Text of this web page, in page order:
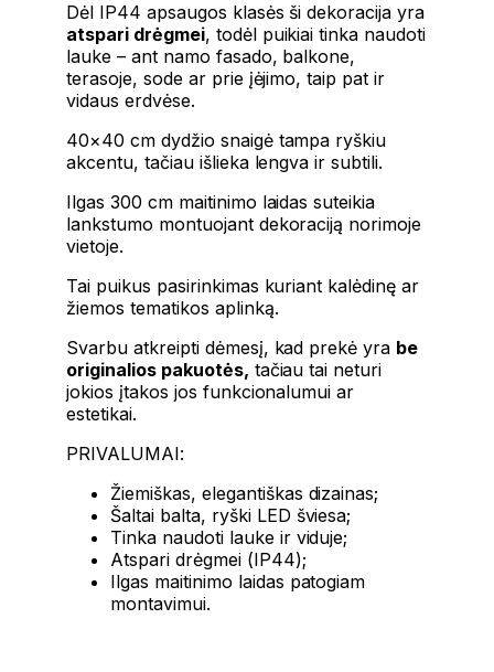
Dėl IP44 apsaugos klasės ši dekoracija yra
atspari drėgmei, todėl puikiai tinka naudoti
lauke – ant namo fasado, balkone,
terasoje, sode ar prie įėjimo, taip pat ir
vidaus erdvėse.
40×40 cm dydžio snaigė tampa ryškiu
akcentu, tačiau išlieka lengva ir subtili.
Ilgas 300 cm maitinimo laidas suteikia
lankstumo montuojant dekoraciją norimoje
vietoje.
Tai puikus pasirinkimas kuriant kalėdinę ar
žiemos tematikos aplinką.
Svarbu atkreipti dėmesį, kad prekė yra be
originalios pakuotės, tačiau tai neturi
jokios įtakos jos funkcionalumui ar
estetikai.
PRIVALUMAI:
Žiemiškas, elegantiškas dizainas;
Šaltai balta, ryški LED šviesa;
Tinka naudoti lauke ir viduje;
Atspari drėgmei (IP44);
Ilgas maitinimo laidas patogiam
montavimui.